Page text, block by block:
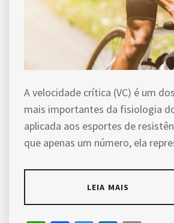
A velocidade crítica (VC) é um
mais importantes da fisiologia
aplicada aos esportes de
que apenas um número, ela
LEIA MAIS